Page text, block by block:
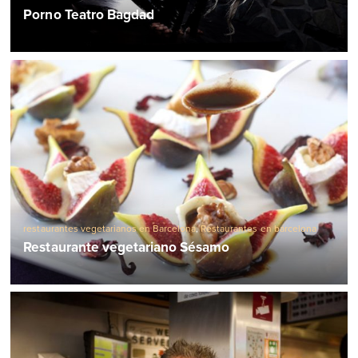
Porno Teatro Bagdad
restaurantes vegetarianos en Barcelona,Restaurantes en barcelona
Restaurante vegetariano Sésamo